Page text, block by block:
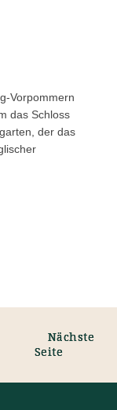
Vorpommern
das Schloss
der das
Nächste
Seite